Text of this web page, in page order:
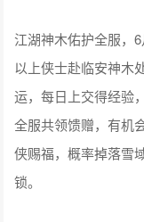
江湖神木佑护全服，
以上侠士赴临安神木
运，每日上交得经验
全服共领馈赠，有机
侠赐福，概率掉落雪
锁。